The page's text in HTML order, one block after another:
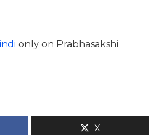
only on Prabhasakshi
X